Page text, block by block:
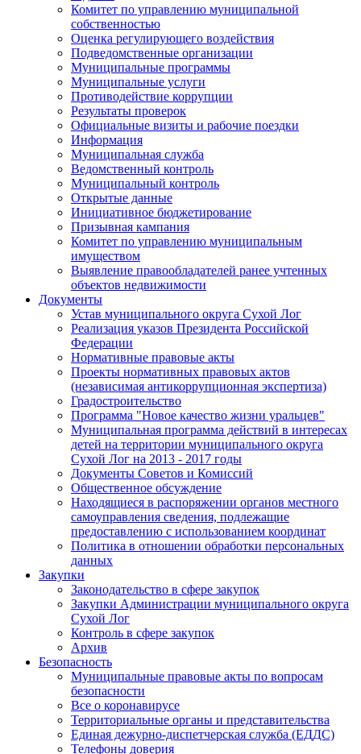
Комитет по управлению муниципальной
собственностью
Оценка регулирующего воздействия
Подведомственные организации
Муниципальные программы
Муниципальные услуги
Противодействие коррупции
Результаты проверок
Официальные визиты и рабочие поездки
Информация
Муниципальная служба
Ведомственный контроль
Муниципальный контроль
Открытые данные
Инициативное бюджетирование
Призывная кампания
Комитет по управлению муниципальным
имуществом
Выявление правообладателей ранее учтенных
объектов недвижимости
Документы
Устав муниципального округа Сухой Лог
Реализация указов Президента Российской
Федерации
Нормативные правовые акты
Проекты нормативных правовых актов
(независимая антикоррупционная экспертиза)
Градостроительство
Программа "Новое качество жизни уральцев"
Муниципальная программа действий в интересах
детей на территории муниципального округа
Сухой Лог на 2013 - 2017 годы
Документы Советов и Комиссий
Общественное обсуждение
Находящиеся в распоряжении органов местного
самоуправления сведения, подлежащие
предоставлению с использованием координат
Политика в отношении обработки персональных
данных
Закупки
Законодательство в сфере закупок
Закупки Администрации муниципального округа
Сухой Лог
Контроль в сфере закупок
Архив
Безопасность
Муниципальные правовые акты по вопросам
безопасности
Все о коронавирусе
Территориальные органы и представительства
Единая дежурно-диспетчерская служба (ЕДДС)
Телефоны доверия